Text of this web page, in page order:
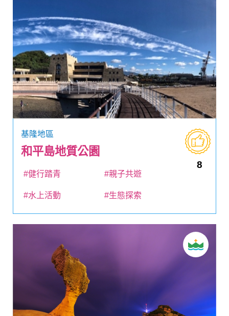
基隆地區
和平島地質公園
8
#健行踏青 #親子共遊
#水上活動 #生態探索